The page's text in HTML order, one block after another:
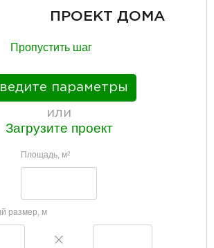
ПРОЕКТ ДОМА
Пропустить шаг
параметры
или
Загрузите проект
Площадь, м2
размер, м